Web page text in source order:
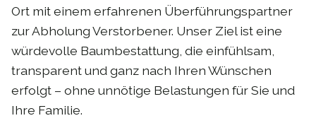
Ort mit einem erfahrenen Überführungspartner
zur Abholung Verstorbener. Unser Ziel ist eine
würdevolle Baumbestattung, die einfühlsam,
transparent und ganz nach Ihren Wünschen
erfolgt – ohne unnötige Belastungen für Sie und
Ihre Familie.